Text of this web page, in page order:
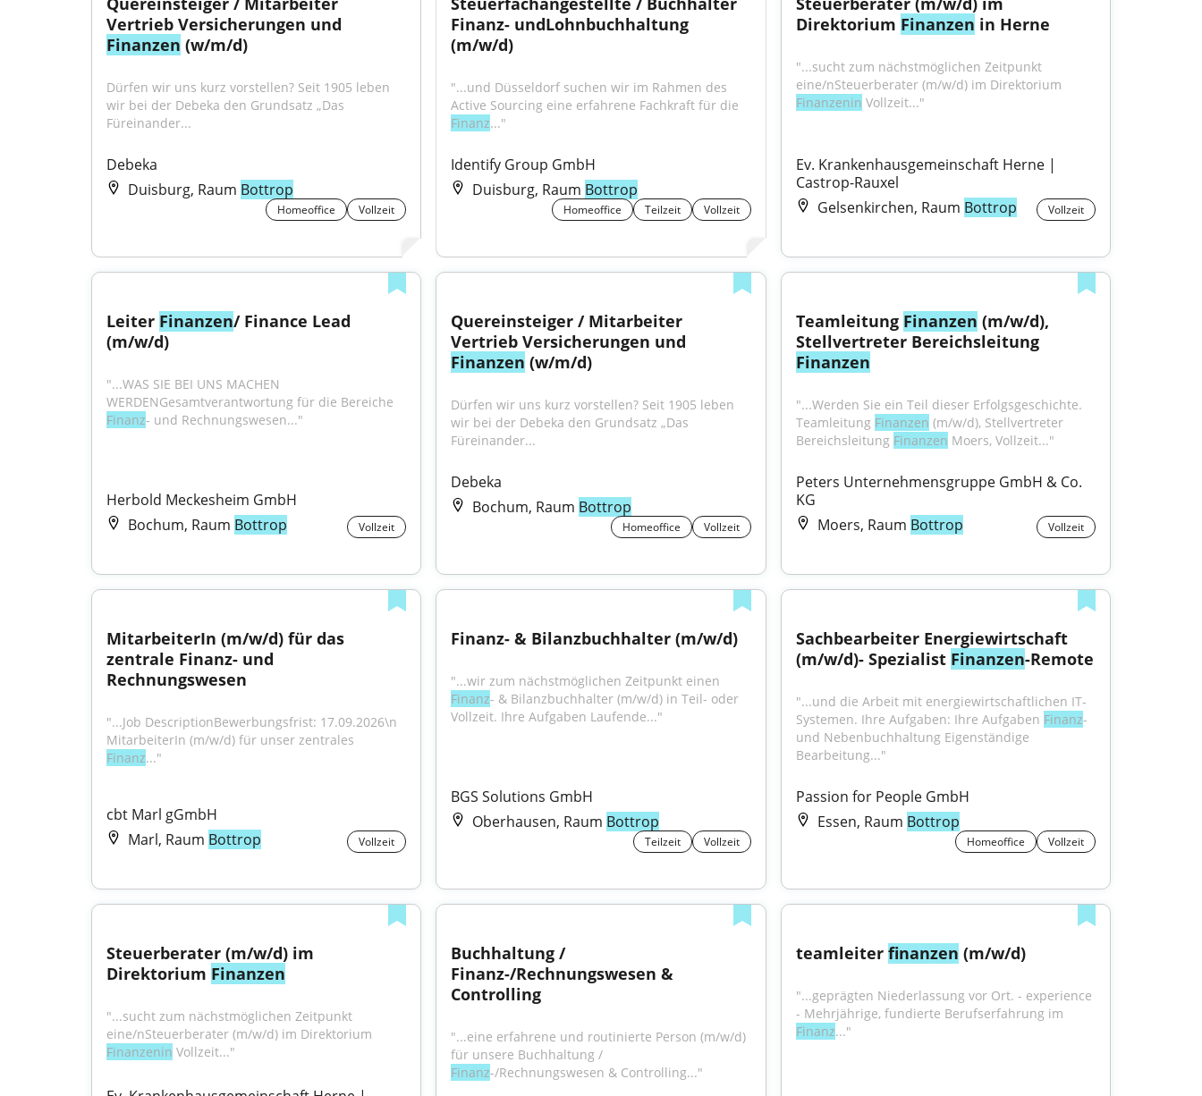
Finanzen (w/m/d)
Dürfen wir uns kurz vorstellen? Seit 1905 leben
wir bei der Debeka den Grundsatz „Das
Füreinander...
Debeka
Duisburg, Raum Bottrop
Homeoffice Vollzeit
Finanz- undLohnbuchhaltung
(m/w/d)
"...und Düsseldorf suchen wir im Rahmen des
Finanz..."
Identify Group GmbH
Duisburg, Raum Bottrop
Homeoffice Teilzeit Vollzeit
Direktorium Finanzen in Herne
"...sucht zum nächstmöglichen Zeitpunkt
Finanzenin Vollzeit..."
Ev. Krankenhausgemeinschaft Herne |
Castrop-Rauxel
Gelsenkirchen, Raum Bottrop Vollzeit
Leiter Finanzen/ Finance Lead
(m/w/d)
"...WAS SIE BEI UNS MACHEN
Finanz- und Rechnungswesen..."
Herbold Meckesheim GmbH
Bochum, Raum Bottrop Vollzeit
Quereinsteiger / Mitarbeiter
Finanzen (w/m/d)
Dürfen wir uns kurz vorstellen? Seit 1905 leben
wir bei der Debeka den Grundsatz „Das
Füreinander...
Debeka
Bochum, Raum Bottrop
Homeoffice Vollzeit
Teamleitung Finanzen (m/w/d),
Stellvertreter Bereichsleitung
Finanzen
"...Werden Sie ein Teil dieser Erfolgsgeschichte.
Teamleitung Finanzen (m/w/d), Stellvertreter
Bereichsleitung Finanzen Moers, Vollzeit..."
Peters Unternehmensgruppe GmbH & Co.
KG
Moers, Raum Bottrop Vollzeit
MitarbeiterIn (m/w/d) für das
zentrale Finanz- und
Rechnungswesen
"...Job DescriptionBewerbungsfrist: 17.09.2026\n
Finanz..."
cbt Marl gGmbH
Marl, Raum Bottrop Vollzeit
Finanz- & Bilanzbuchhalter (m/w/d)
Finanz- & Bilanzbuchhalter (m/w/d) in Teil- oder
Vollzeit. Ihre Aufgaben Laufende..."
BGS Solutions GmbH
Oberhausen, Raum Bottrop
Teilzeit Vollzeit
Sachbearbeiter Energiewirtschaft
(m/w/d)- Spezialist Finanzen-Remote
"...und die Arbeit mit energiewirtschaftlichen IT-
Systemen. Ihre Aufgaben: Ihre Aufgaben Finanz-
und Nebenbuchhaltung Eigenständige
Bearbeitung..."
Passion for People GmbH
Essen, Raum Bottrop
Homeoffice Vollzeit
Steuerberater (m/w/d) im
Direktorium Finanzen
"...sucht zum nächstmöglichen Zeitpunkt
Finanzenin Vollzeit..."
Buchhaltung /
Finanz-/Rechnungswesen &
Controlling
"...eine erfahrene und routinierte Person (m/w/d)
Finanz-/Rechnungswesen & Controlling..."
teamleiter finanzen (m/w/d)
"...geprägten Niederlassung vor Ort. - experience
Finanz..."